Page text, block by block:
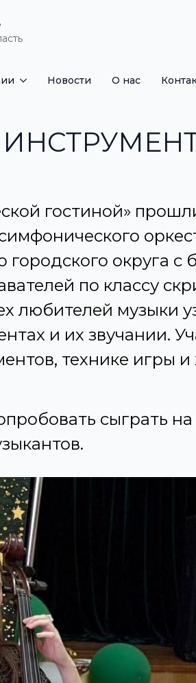
Новости О нас
гостиной»
городского округа
по классу
любителей музыки
и их звучании.
технике игры
сыграть